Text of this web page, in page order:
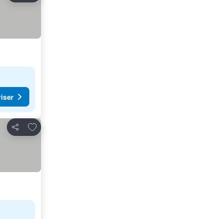
Del
Legg til i favoritter